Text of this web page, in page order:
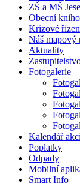
ZŠ a MŠ
Obecní
Krizové
Náš mapový
Aktuality
Fotogalerie
Kalendář
Poplatky
Odpady
Mobilní
Smart Info